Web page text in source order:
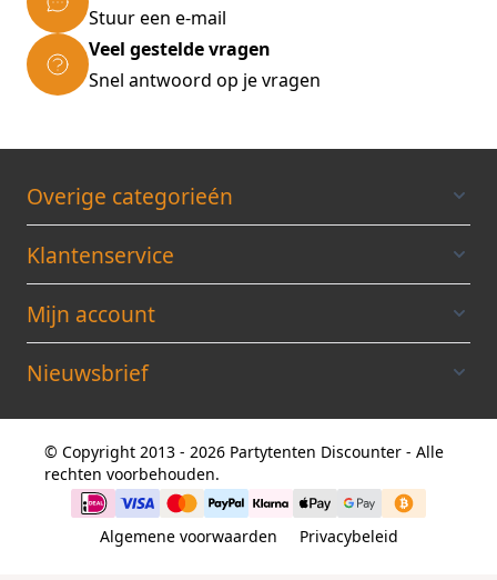
Stuur een e-mail
Veel gestelde vragen
Snel antwoord op je vragen
Overige categorieén
Klantenservice
Mijn account
Nieuwsbrief
© Copyright 2013 - 2026 Partytenten Discounter - Alle
rechten voorbehouden.
Algemene voorwaarden Privacybeleid